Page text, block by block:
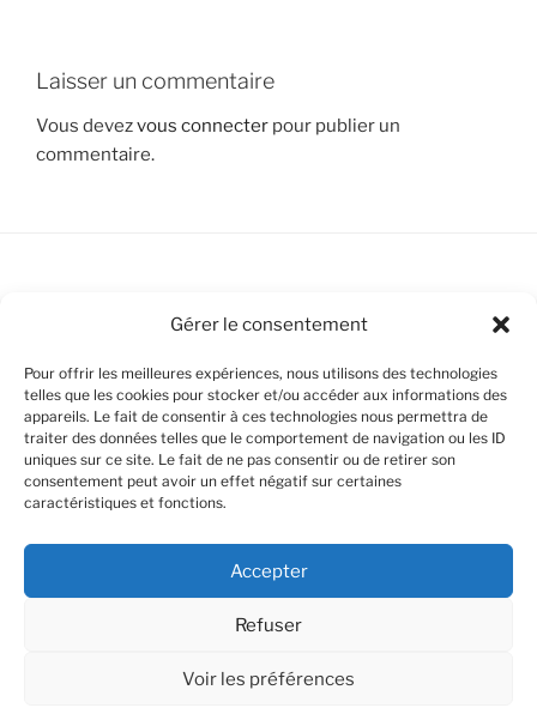
Gérer le consentement
Pour offrir les meilleures expériences, nous utilisons des technologies
telles que les cookies pour stocker et/ou accéder aux informations des
appareils. Le fait de consentir à ces technologies nous permettra de
traiter des données telles que le comportement de navigation ou les ID
uniques sur ce site. Le fait de ne pas consentir ou de retirer son
consentement peut avoir un effet négatif sur certaines
caractéristiques et fonctions.
Accepter
Refuser
Voir les préférences
Laisser un commentaire
Vous devezvous connecter pour publier un
commentaire.
Bankiiiz Editions / Cool and Fresh Games
Politique de cookies (UE)
Avertissements Légaux
Déclaration de Confidentialité